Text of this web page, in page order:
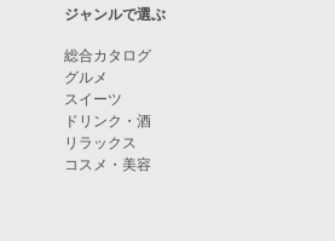
ジャンルで選ぶ
総合カタログ
グルメ
スイーツ
ドリンク・酒
リラックス
コスメ・美容